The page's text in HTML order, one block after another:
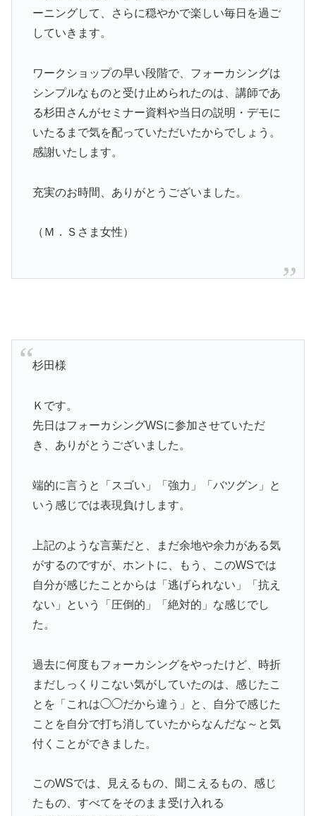
ーニングして、さらに穏やかで楽しい毎日を過ご
していきます。
ワークショップの早い段階で、フォーカシングは
シンプルなものと受け止められたのは、講師であ
る杉田さんがセミナー資料や当日の説明・デモに
いたるまで気を配っていただいたからでしょう。
感謝いたします。
充実のお時間、ありがとうございました。
（Ｍ．Ｓさま女性）
杉田様
Ｋです。
先日はフォーカシングWSに参加させていただ
き、ありがとうございました。
端的に言うと「スゴい」「強力」「バツグン」と
いう感じでは表現負けします。
上記のような言葉だと、まだ余地や余力がある気
がするのですが、ホントに、もう、このWSでは
自分が感じたことからは「逃げられない」「抗え
ない」という「圧倒的」「絶対的」な感じでし
た。
過去に何度もフォーカシングをやったけど、時折
まだしっくりこない気がしていたのは、感じたこ
とを「これは◯◯だから違う」と、自分で感じた
ことを自分で打ち消していたからなんだな～と気
付くことができました。
このWSでは、見えるもの、聞こえるもの、感じ
たもの、すべてをそのまま受け入れる